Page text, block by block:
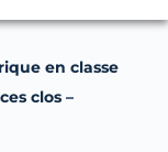
en classe
clos –